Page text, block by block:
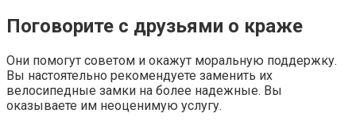
Поговорите с друзьями о краже
Они помогут советом и окажут моральную поддержку.
Вы настоятельно рекомендуете заменить их
велосипедные замки на более надежные. Вы
оказываете им неоценимую услугу.